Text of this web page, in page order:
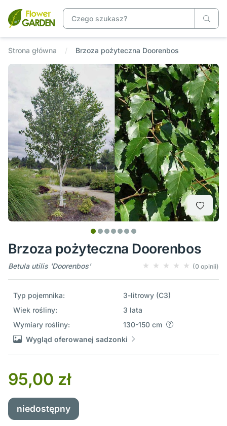
Strona główna Brzoza pożyteczna Doorenbos
Brzoza pożyteczna Doorenbos
Betula utilis 'Doorenbos' (0 opinii)
Typ pojemnika:
3-litrowy (C3)
Wiek rośliny:
3 lata
Wymiary rośliny:
130-150 cm
Wygląd oferowanej sadzonki
95,00 zł
niedostępny